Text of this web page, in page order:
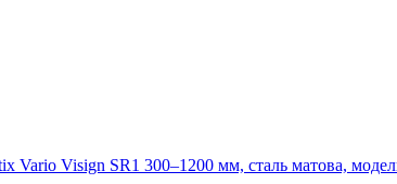
Vario Visign SR1 300–1200 мм, сталь матова,